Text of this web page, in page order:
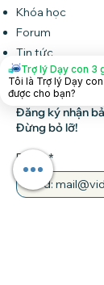
Khóa học
Forum
Tin tức
Liên hệ
Đăng ký nhận
Đừng bỏ lỡ!
Email
Trợ lý Dạy con 3
Tôi là Trợ lý Dạy
được cho bạn?